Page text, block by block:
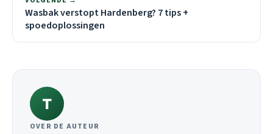
Wasbak verstopt Hardenberg? 7 tips +
spoedoplossingen
T
OVER DE AUTEUR